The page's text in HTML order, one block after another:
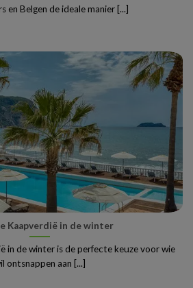
en Belgen de ideale manier [...]
Kaapverdië in de winter
in de winter is de perfecte keuze voor wie
ontsnappen aan [...]